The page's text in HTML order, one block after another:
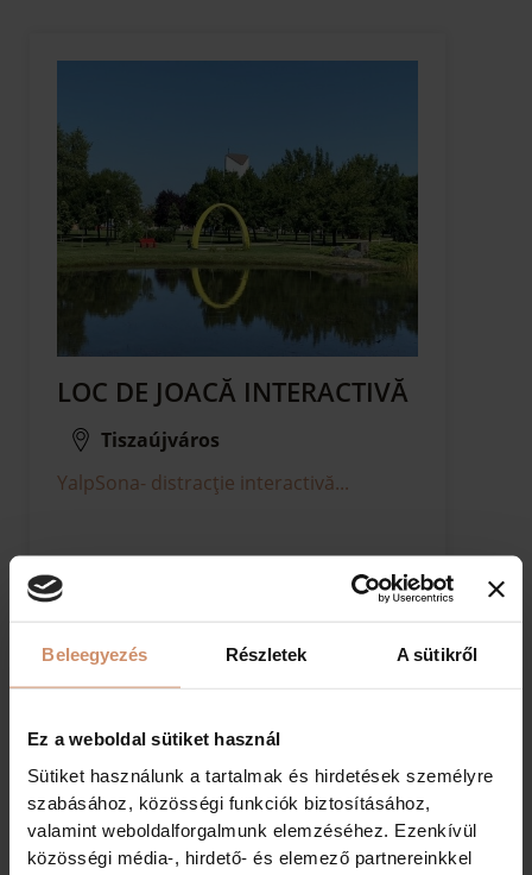
Beleegyezés Részletek A sütikről
Ez a weboldal sütiket használ
Sütiket használunk a tartalmak és hirdetések személyre
szabásához, közösségi funkciók biztosításához,
valamint weboldalforgalmunk elemzéséhez. Ezenkívül
közösségi média-, hirdető- és elemező partnereinkkel
LOC DE JOACĂ INTERACTIVĂ
Tiszaújváros
YalpSona- distracţie interactivă...